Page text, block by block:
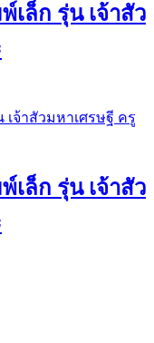
ล็ก รุ่น เจ้าสัว
ล็ก รุ่น เจ้าสัว